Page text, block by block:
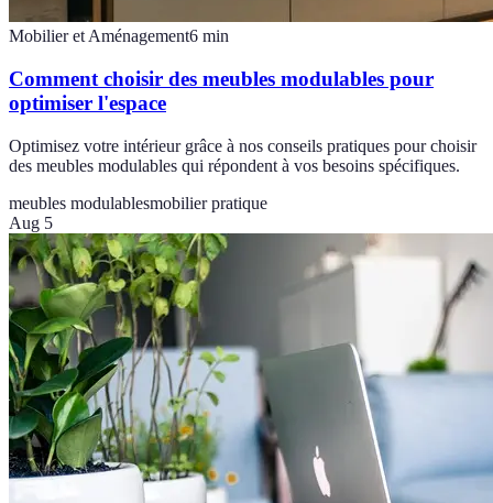
Mobilier et Aménagement6 min
Comment choisir des meubles modulables pour
optimiser l'espace
Optimisez votre intérieur grâce à nos conseils pratiques pour choisir
des meubles modulables qui répondent à vos besoins spécifiques.
meubles modulablesmobilier pratique
Aug 5